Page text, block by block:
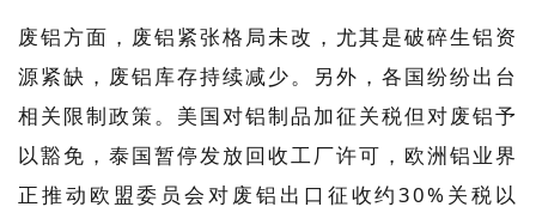
废铝方面，废铝紧张格局未改，尤其是破碎生铝资
源紧缺，废铝库存持续减少。另外，各国纷纷出台
相关限制政策。美国对铝制品加征关税但对废铝予
以豁免，泰国暂停发放回收工厂许可，欧洲铝业界
正推动欧盟委员会对废铝出口征收约30%关税以